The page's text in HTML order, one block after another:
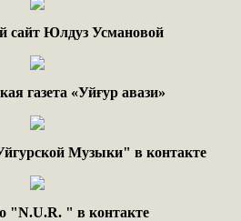
сайт Юлдуз Усмановой
газета «Уйғур авази»
Музыки" в контакте
"N.U.R. " в контакте